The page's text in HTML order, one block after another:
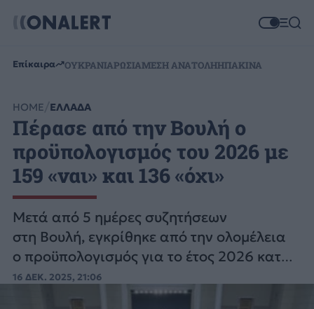
Επίκαιρα ΟΥΚΡΑΝΙΑΡΩΣΙΑΜΕΣΗ ΑΝΑΤΟΛΗΗΠΑΚΙΝΑ
HOME ΕΛΛΑΔΑ
Πέρασε από την Βουλή ο
προϋπολογισμός του 2026 με
159 «ναι» και 136 «όχι»
Μετά από 5 ημέρες συζητήσεων
στη Βουλή, εγκρίθηκε από την ολομέλεια
ο προϋπολογισμός για το έτος 2026 κατά
πλειοψηφία, με 159 «ναι» και 136 «όχι».
16 ΔΕΚ. 2025, 21:06